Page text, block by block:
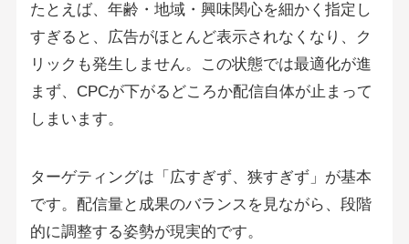
たとえば、年齢・地域・興味関心を細かく指定し
すぎると、広告がほとんど表示されなくなり、ク
リックも発生しません。この状態では最適化が進
まず、CPCが下がるどころか配信自体が止まって
しまいます。
ターゲティングは「広すぎず、狭すぎず」が基本
です。配信量と成果のバランスを見ながら、段階
的に調整する姿勢が現実的です。